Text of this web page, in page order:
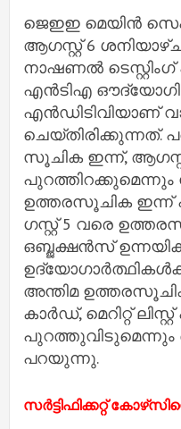
ജെഇഇ മെയിൻ
ആ​ഗസ്റ്റ് 6
നാഷണൽ
എൻടിഎ ഔദ്യോ​ഗിക
എൻഡിടിവിയാണ്
ചെയ്തിരിക്കുന്നത്.
സൂചിക ഇന്ന്,
ഉത്തരസൂചിക ഇന്ന്
ഗസ്റ്റ് 5 വരെ
ഒബ്ജക്ഷൻസ്
അന്തിമ
കാർഡ്, മെറിറ്റ്
പുറത്തുവിടുമെന്നും
പറയുന്നു.
സർട്ടിഫിക്കറ്റ്